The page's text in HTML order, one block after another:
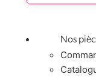
Nos